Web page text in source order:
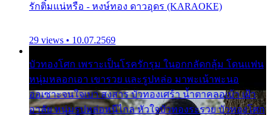
รักติ๋มแน่หรือ - หงษ์ทอง ดาวอุดร (KARAOKE)
29 views • 10.07.2569
บัวทองโศก เพราะเป็นโรครักรุม ในอกกลัดกลุ้ม โดนแฟน
หนุ่มหลอกเอา เขารวย และรูปหล่อ มาพะเน้าพะนอ
ออเซาะจนใจเบา สงสาร บัวทองเศร้า น้ำตาคลอเบ้า เฝ้า
อาลัย หนุ่มรูปหล่อหนีไกล หัวใจบัวทองระรวย บัวทองโศก